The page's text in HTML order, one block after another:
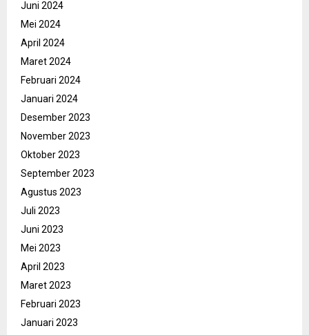
Juni 2024
Mei 2024
April 2024
Maret 2024
Februari 2024
Januari 2024
Desember 2023
November 2023
Oktober 2023
September 2023
Agustus 2023
Juli 2023
Juni 2023
Mei 2023
April 2023
Maret 2023
Februari 2023
Januari 2023